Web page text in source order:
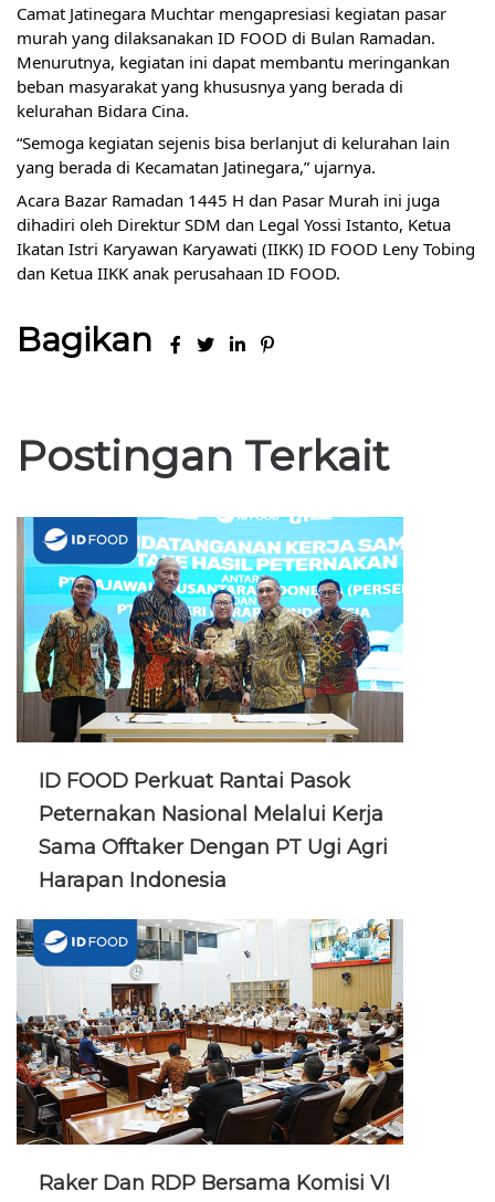
Camat Jatinegara Muchtar mengapresiasi kegiatan pasar
murah yang dilaksanakan ID FOOD di Bulan Ramadan.
Menurutnya, kegiatan ini dapat membantu meringankan
beban masyarakat yang khususnya yang berada di
kelurahan Bidara Cina.
“Semoga kegiatan sejenis bisa berlanjut di kelurahan lain
yang berada di Kecamatan Jatinegara,” ujarnya.
Acara Bazar Ramadan 1445 H dan Pasar Murah ini juga
dihadiri oleh Direktur SDM dan Legal Yossi Istanto, Ketua
Ikatan Istri Karyawan Karyawati (IIKK) ID FOOD Leny Tobing
dan Ketua IIKK anak perusahaan ID FOOD.
Bagikan
Postingan Terkait
ID FOOD Perkuat Rantai Pasok
Peternakan Nasional Melalui Kerja
Sama Offtaker Dengan PT Ugi Agri
Harapan Indonesia
Raker Dan RDP Bersama Komisi VI